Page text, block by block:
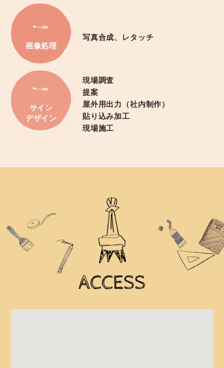
画像処理
写真合成、レタッチ
サイン
デザイン
現場調査
提案
屋外用出力（社内制作）
貼り込み加工
現場施工
ACCESS